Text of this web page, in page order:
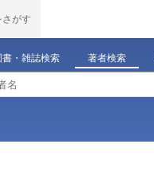
がす
書・雑誌検索 著者検索